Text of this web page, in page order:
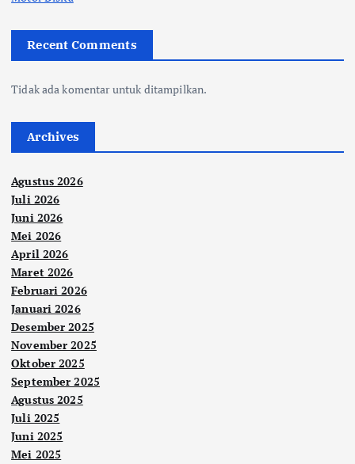
Recent Comments
Tidak ada komentar untuk ditampilkan.
Archives
Agustus 2026
Juli 2026
Juni 2026
Mei 2026
April 2026
Maret 2026
Februari 2026
Januari 2026
Desember 2025
November 2025
Oktober 2025
September 2025
Agustus 2025
Juli 2025
Juni 2025
Mei 2025